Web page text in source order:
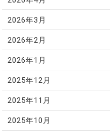
2026年3月
2026年2月
2026年1月
2025年12月
2025年11月
2025年10月